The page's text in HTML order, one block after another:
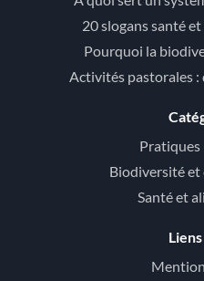
20 slogans santé
Pourquoi la
Activités pastorales
Pratiques
Biodiversité
Santé et